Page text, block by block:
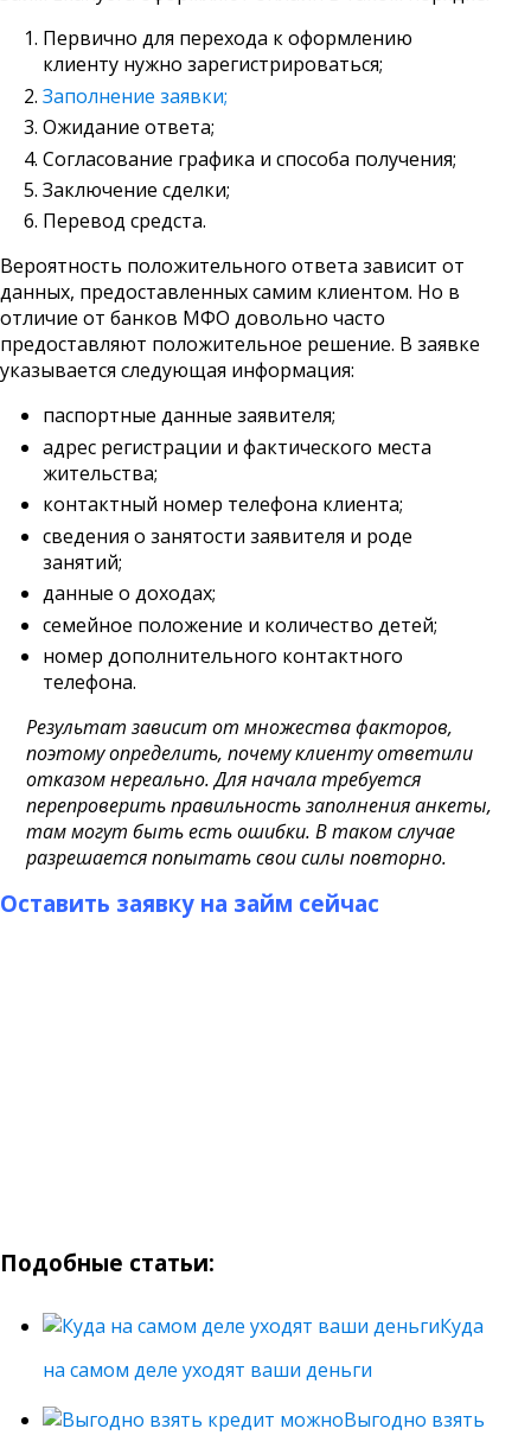
Первично для перехода к оформлению
клиенту нужно зарегистрироваться;
Заполнение заявки;
Ожидание ответа;
Согласование графика и способа получения;
Заключение сделки;
Перевод средста.
Вероятность положительного ответа зависит от
данных, предоставленных самим клиентом. Но в
отличие от банков МФО довольно часто
предоставляют положительное решение. В заявке
указывается следующая информация:
паспортные данные заявителя;
адрес регистрации и фактического места
жительства;
контактный номер телефона клиента;
сведения о занятости заявителя и роде
занятий;
данные о доходах;
семейное положение и количество детей;
номер дополнительного контактного
телефона.
Результат зависит от множества факторов,
поэтому определить, почему клиенту ответили
отказом нереально. Для начала требуется
перепроверить правильность заполнения анкеты,
там могут быть есть ошибки. В таком случае
разрешается попытать свои силы повторно.
Оставить заявку на займ сейчас
Подобные статьи:
Куда
на самом деле уходят ваши деньги
Выгодно взять